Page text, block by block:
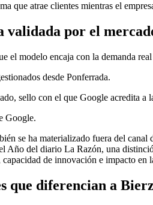
que atrae clientes mientras el
validada por el
el modelo encaja con la demanda real
desde Ponferrada.
sello con el que Google acredita
Google.
se ha materializado fuera del
Año del diario La Razón, una
de innovación e impacto en
que diferencian a